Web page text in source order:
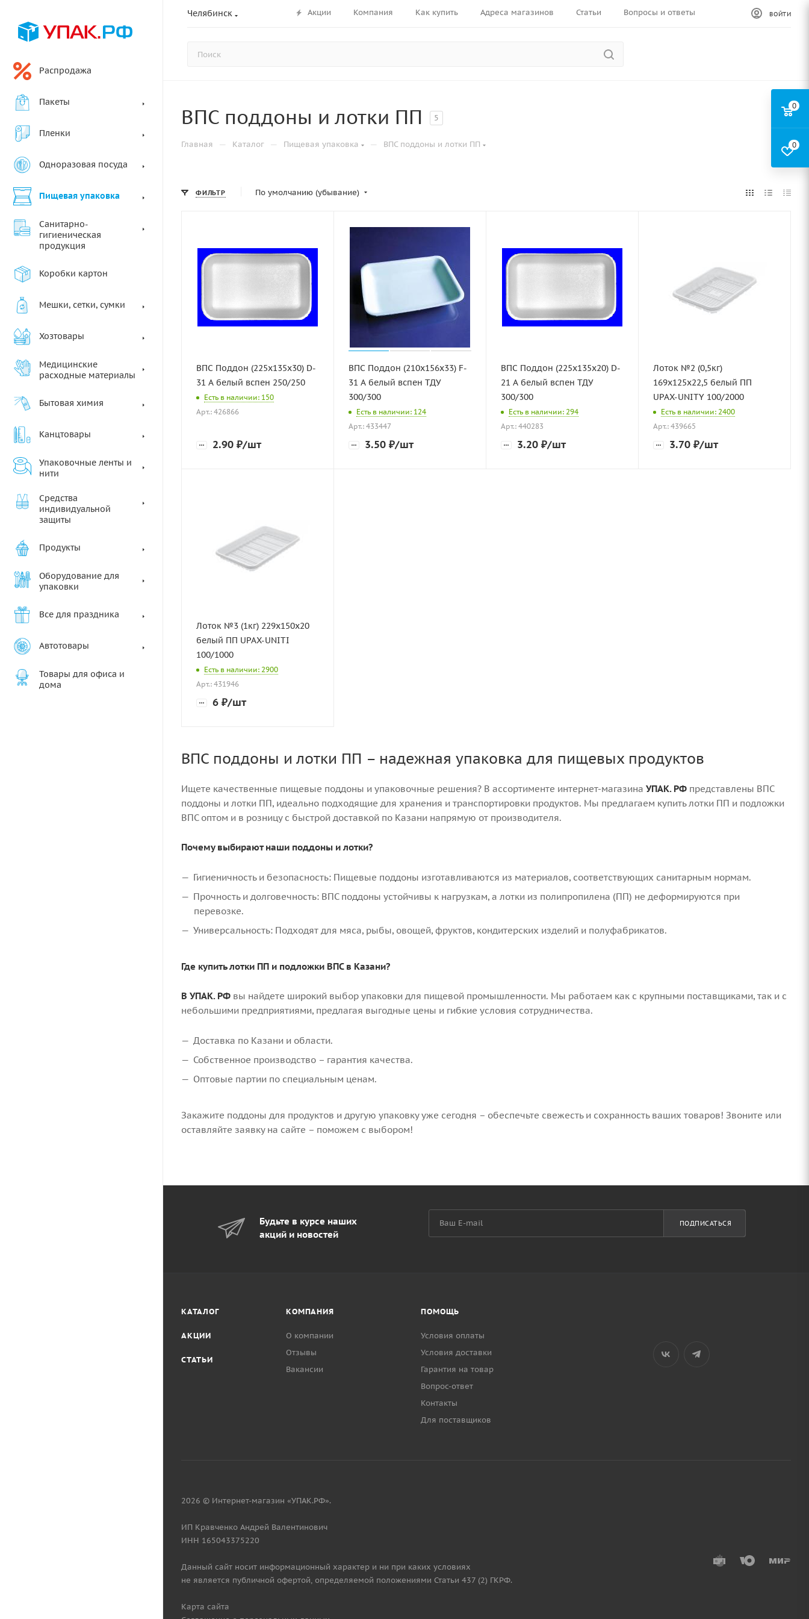
Челябинск Акции Компания Как купить Адреса магазинов Статьи Вопросы и ответы ВОЙТИ
Распродажа
Пакеты
Пленки
Одноразовая посуда
Пищевая упаковка
Санитарно-
гигиеническая
продукция
Коробки картон
Мешки, сетки, сумки
Хозтовары
Медицинские
расходные материалы
Бытовая химия
Канцтовары
Упаковочные ленты и
нити
Средства
индивидуальной
защиты
Продукты
Оборудование для
упаковки
Все для праздника
Автотовары
Товары для офиса и
дома
ВПС поддоны и лотки ПП 5
Главная — Каталог — Пищевая упаковка — ВПС поддоны и лотки ПП
ФИЛЬТР По умолчанию (убывание)
ВПС Поддон (225х135х30) D-
31 А белый вспен 250/250
Есть в наличии: 150
Арт.: 426866
2.90 ₽/шт
ВПС Поддон (210х156х33) F-
31 А белый вспен ТДУ
300/300
Есть в наличии: 124
Арт.: 433447
3.50 ₽/шт
ВПС Поддон (225х135х20) D-
21 А белый вспен ТДУ
300/300
Есть в наличии: 294
Арт.: 440283
3.20 ₽/шт
Лоток №2 (0,5кг)
169х125х22,5 белый ПП
UPAX-UNITY 100/2000
Есть в наличии: 2400
Арт.: 439665
3.70 ₽/шт
Лоток №3 (1кг) 229х150х20
белый ПП UPAX-UNITI
100/1000
Есть в наличии: 2900
Арт.: 431946
6 ₽/шт
ВПС поддоны и лотки ПП – надежная упаковка для пищевых продуктов
Ищете качественные пищевые поддоны и упаковочные решения? В ассортименте интернет-магазина УПАК. РФ представлены ВПС
поддоны и лотки ПП, идеально подходящие для хранения и транспортировки продуктов. Мы предлагаем купить лотки ПП и подложки
ВПС оптом и в розницу с быстрой доставкой по Казани напрямую от производителя.
Почему выбирают наши поддоны и лотки?
Гигиеничность и безопасность: Пищевые поддоны изготавливаются из материалов, соответствующих санитарным нормам.
Прочность и долговечность: ВПС поддоны устойчивы к нагрузкам, а лотки из полипропилена (ПП) не деформируются при
перевозке.
Универсальность: Подходят для мяса, рыбы, овощей, фруктов, кондитерских изделий и полуфабрикатов.
Где купить лотки ПП и подложки ВПС в Казани?
В УПАК. РФ вы найдете широкий выбор упаковки для пищевой промышленности. Мы работаем как с крупными поставщиками, так и с
небольшими предприятиями, предлагая выгодные цены и гибкие условия сотрудничества.
Доставка по Казани и области.
Собственное производство – гарантия качества.
Оптовые партии по специальным ценам.
Закажите поддоны для продуктов и другую упаковку уже сегодня – обеспечьте свежесть и сохранность ваших товаров! Звоните или
оставляйте заявку на сайте – поможем с выбором!
Будьте в курсе наших
акций и новостей
ПОДПИСАТЬСЯ
КАТАЛОГ
АКЦИИ
СТАТЬИ
КОМПАНИЯ
О компании
Отзывы
Вакансии
ПОМОЩЬ
Условия оплаты
Условия доставки
Гарантия на товар
Вопрос-ответ
Контакты
Для поставщиков
2026 © Интернет-магазин «УПАК.РФ».
ИП Кравченко Андрей Валентинович
ИНН 165043375220
Данный сайт носит информационный характер и ни при каких условиях
не является публичной офертой, определяемой положениями Статьи 437 (2) ГКРФ.
Карта сайта
0
0